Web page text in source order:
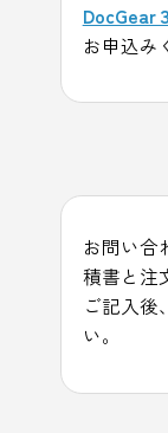
DocGear
お申込み
お問い合
積書と注
ご記入後
い。